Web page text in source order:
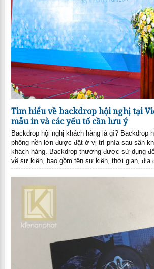
Tìm hiểu về backdrop hội nghị tại
mẫu in và các yếu tố cần lưu ý
Backdrop hội nghị khách hàng là gì? Backdrop
phông nền lớn được đặt ở vị trí phía sau sân
khách hàng. Backdrop thường được sử dụng
về sự kiện, bao gồm tên sự kiện, thời gian, địa